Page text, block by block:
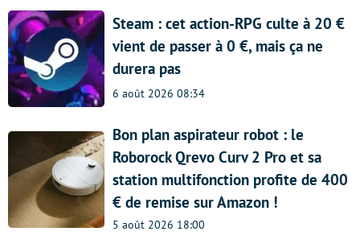
Steam : cet action-RPG culte à 20 €
vient de passer à 0 €, mais ça ne
durera pas
6 août 2026 08:34
Bon plan aspirateur robot : le
Roborock Qrevo Curv 2 Pro et sa
station multifonction profite de 400
€ de remise sur Amazon !
5 août 2026 18:00